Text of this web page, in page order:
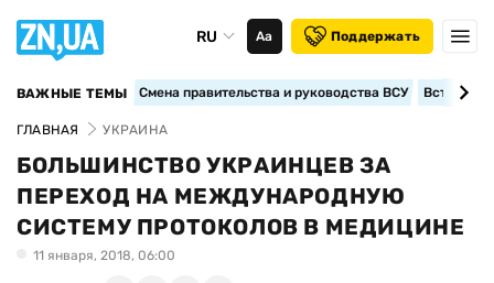
RU Аа Поддержать
ВАЖНЫЕ ТЕМЫ Смена правительства и руководства ВСУ
ГЛАВНАЯ УКРАИНА
БОЛЬШИНСТВО УКРАИНЦЕВ ЗА
ПЕРЕХОД НА МЕЖДУНАРОДНУЮ
СИСТЕМУ ПРОТОКОЛОВ В МЕДИЦИНЕ
11 января, 2018, 06:00